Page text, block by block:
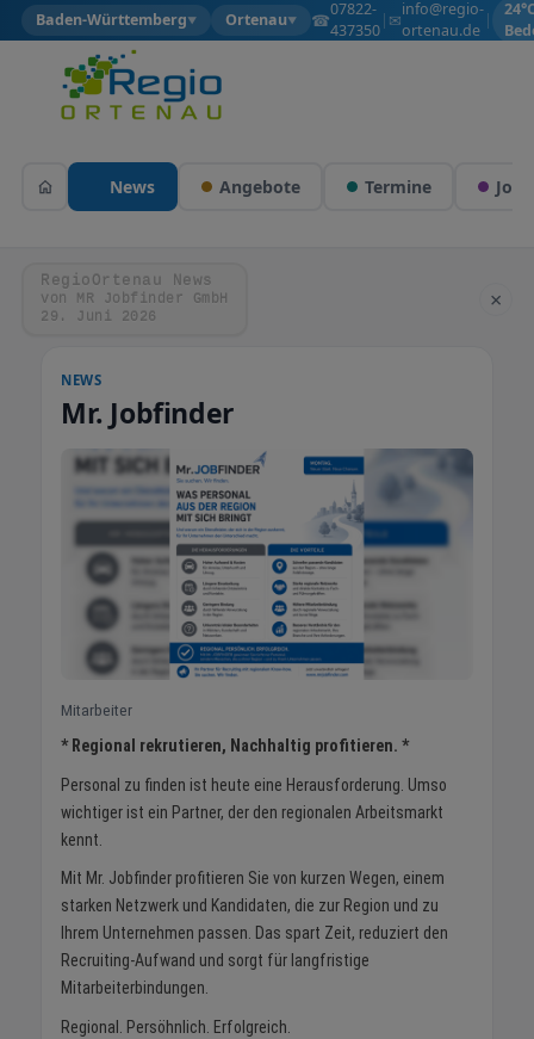
Baden-Württemberg▼ Ortenau▼ ☎07822-
437350
| ✉info@regio-
ortenau.de
|
News Angebote Termine Jobs
RegioOrtenau News
von MR Jobfinder GmbH
29. Juni 2026
×
NEWS
Mr. Jobfinder
Mitarbeiter
* Regional rekrutieren, Nachhaltig profitieren. *
Personal zu finden ist heute eine Herausforderung. Umso
wichtiger ist ein Partner, der den regionalen Arbeitsmarkt
kennt.
Mit Mr. Jobfinder profitieren Sie von kurzen Wegen, einem
starken Netzwerk und Kandidaten, die zur Region und zu
Ihrem Unternehmen passen. Das spart Zeit, reduziert den
Recruiting-Aufwand und sorgt für langfristige
Mitarbeiterbindungen.
Regional. Persöhnlich. Erfolgreich.